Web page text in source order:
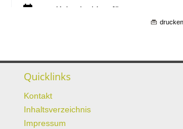
drucken
Quicklinks
Kontakt
Inhaltsverzeichnis
Impressum